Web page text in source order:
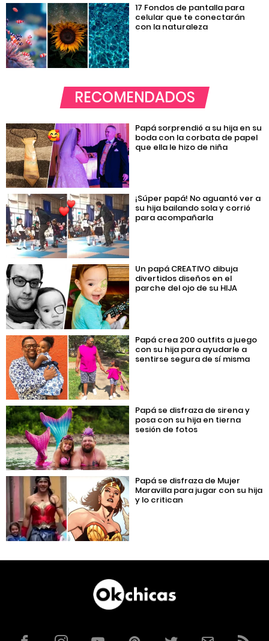
17 Fondos de pantalla para
celular que te conectarán
con la naturaleza
RECOMENDADOS
Papá sorprendió a su hija en su
boda con la corbata de papel
que ella le hizo de niña
¡Súper papá! No aguantó ver a
su hija bailando sola y corrió
para acompañarla
Un papá CREATIVO dibuja
divertidos diseños en el
parche del ojo de su HIJA
Papá crea 200 outfits a juego
con su hija para ayudarle a
sentirse segura de sí misma
Papá se disfraza de sirena y
posa con su hija en tierna
sesión de fotos
Papá se disfraza de Mujer
Maravilla para jugar con su hija
y lo critican